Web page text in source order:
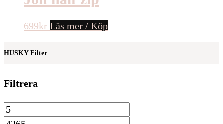
699kr Läs mer / Köp
HUSKY Filter
Filtrera